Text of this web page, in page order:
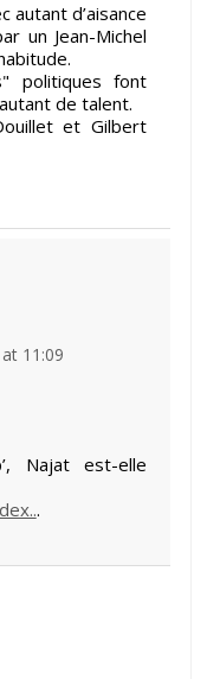
autant d’aisance
un Jean-Michel
politiques font
de talent.
et Gilbert
11:09
Najat est-elle
.